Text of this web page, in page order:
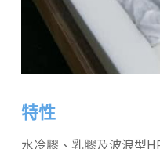
特性
水冷膠、乳膠及波浪型